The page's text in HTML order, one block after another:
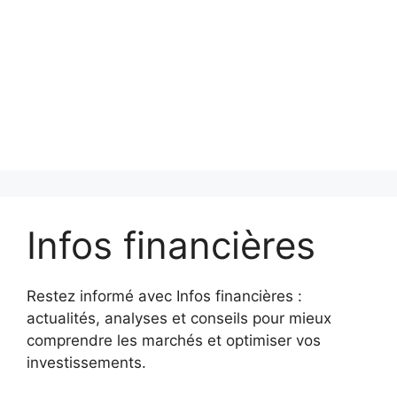
Infos financières
Restez informé avec Infos financières :
actualités, analyses et conseils pour mieux
comprendre les marchés et optimiser vos
investissements.